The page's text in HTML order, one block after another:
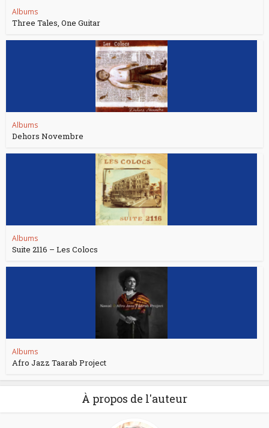
Albums
Three Tales, One Guitar
Albums
Dehors Novembre
Albums
Suite 2116 – Les Colocs
Albums
Afro Jazz Taarab Project
À propos de l'auteur